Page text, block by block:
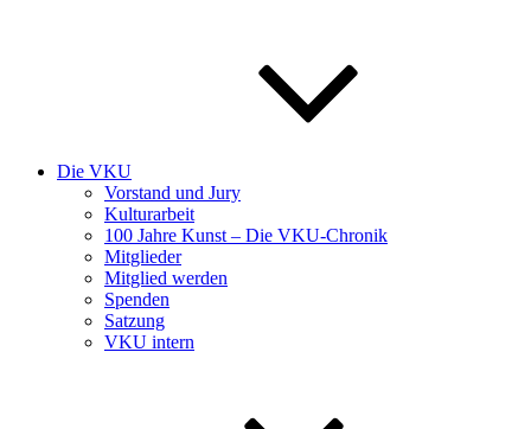
Die VKU
Vorstand und Jury
Kulturarbeit
100 Jahre Kunst – Die VKU-Chronik
Mitglieder
Mitglied werden
Spenden
Satzung
VKU intern